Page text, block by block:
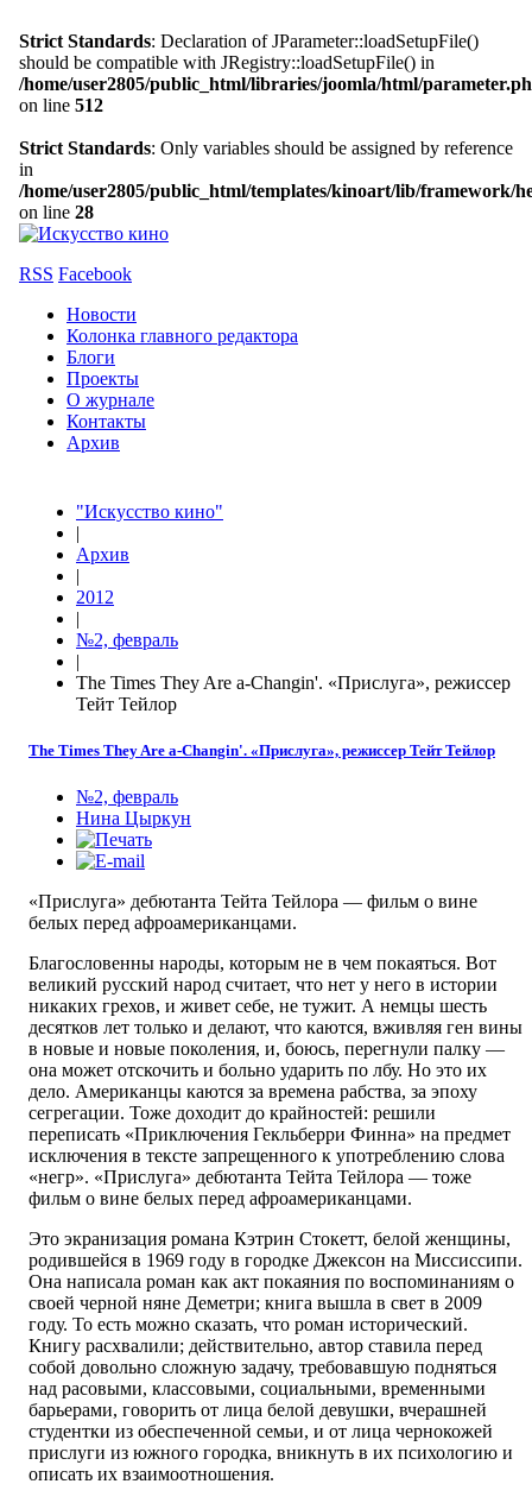
Strict Standards: Declaration of JParameter::loadSetupFile()
should be compatible with JRegistry::loadSetupFile() in
/home/user2805/public_html/libraries/joomla/html/
on line 512
Strict Standards: Only variables should be assigned by reference
in
/home/user2805/public_html/templates/kinoart/lib/framework/
on line 28
RSS Facebook
Новости
Колонка главного редактора
Блоги
Проекты
О журнале
Контакты
Архив
"Искусство кино"
|
Архив
|
2012
|
№2, февраль
|
The Times They Are a-Changin'. «Прислуга», режиссер
Тейт Тейлор
The Times They Are a-Changin'. «Прислуга», режиссер Тейт Тейлор
№2, февраль
Нина Цыркун
«Прислуга» дебютанта Тейта Тейлора — фильм о вине
белых перед афроамериканцами.
Благословенны народы, которым не в чем покаяться. Вот
великий русский народ считает, что нет у него в истории
никаких грехов, и живет себе, не тужит. А немцы шесть
десятков лет только и делают, что каются, вживляя ген вины
в новые и новые поколения, и, боюсь, перегнули палку —
она может отскочить и больно ударить по лбу. Но это их
дело. Американцы каются за времена рабства, за эпоху
сегрегации. Тоже доходит до крайностей: решили
переписать «Приключения Гекльберри Финна» на предмет
исключения в тексте запрещенного к употреблению слова
«негр». «Прислуга» дебютанта Тейта Тейлора — тоже
фильм о вине белых перед афроамериканцами.
Это экранизация романа Кэтрин Стокетт, белой женщины,
родившейся в 1969 году в городке Джексон на Миссиссипи.
Она написала роман как акт покаяния по воспоминаниям о
своей черной няне Деметри; книга вышла в свет в 2009
году. То есть можно сказать, что роман исторический.
Книгу расхвалили; действительно, автор ставила перед
собой довольно сложную задачу, требовавшую подняться
над расовыми, классовыми, социальными, временными
барьерами, говорить от лица белой девушки, вчерашней
студентки из обеспеченной семьи, и от лица чернокожей
прислуги из южного городка, вникнуть в их психологию и
описать их взаимоотношения.